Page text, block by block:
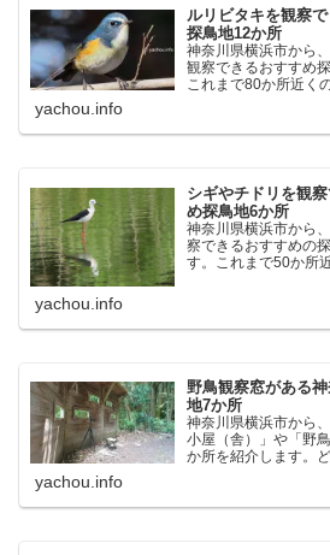
ルリビタキを観察
探鳥地12か所
神奈川県横浜市から
観察できるおすすめ
これまで80か所近く
じた場所です。以下
く、出現頻度が高い
観察公園：埼玉県...
yachou.info
シギやチドリを観
め探鳥地6か所
神奈川県横浜市から
察できるおすすめの
す。これまで50か所
yachou.info
野鳥観察窓がある
地7か所
神奈川県横浜市から
小屋（舎）」や「野
か所を紹介します。
す。実際に訪れてみ
湖にいる野鳥それぞ
中にあり、電車で行
yachou.info